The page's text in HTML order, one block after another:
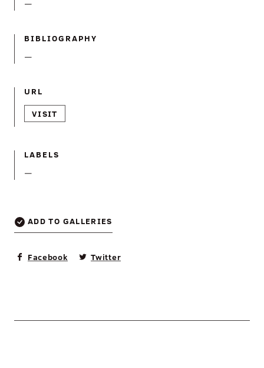
—
BIBLIOGRAPHY
—
URL
VISIT
LABELS
—
ADD TO GALLERIES
Facebook Twitter